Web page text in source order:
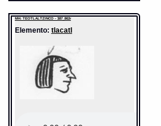
MH: TEOTLALTZINCO - 387_862r
Elemento: tlacatl